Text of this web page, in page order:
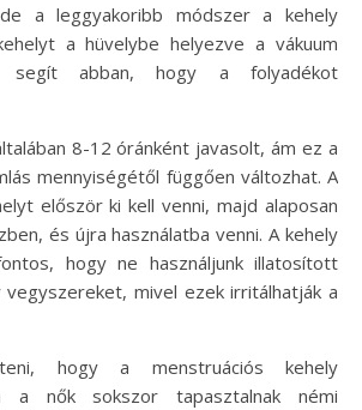
a leggyakoribb módszer a kehely
a hüvelybe helyezve a vákuum
segít abban, hogy a folyadékot
8-12 óránként javasolt, ám ez a
mennyiségétől függően változhat. A
először ki kell venni, majd alaposan
és újra használatba venni. A kehely
hogy ne használjunk illatosított
vegyszereket, mivel ezek irritálhatják a
hogy a menstruációs kehely
a nők sokszor tapasztalnak némi